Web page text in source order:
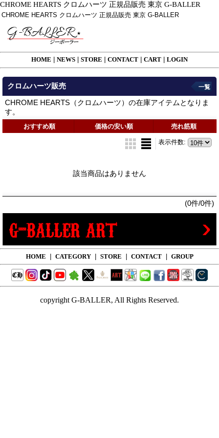
CHROME HEARTS クロムハーツ 正規品販売 東京 G-BALLER
CHROME HEARTS クロムハーツ 正規品販売 東京 G-BALLER
HOME NEWS STORE CONTACT CART LOGIN
クロムハーツ販売
CHROME HEARTS（クロムハーツ）の在庫アイテムとなりま
す。
一覧
おすすめ順 価格の安い順 売れ筋順
表示件数:
該当商品はありません
(0件/0件)
HOME | CATEGORY | STORE | CONTACT | GROUP
copyright G-BALLER, All Rights Reserved.